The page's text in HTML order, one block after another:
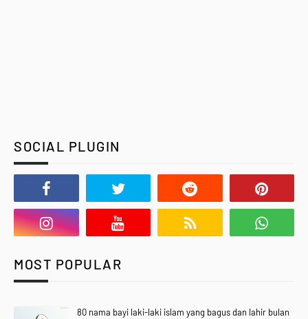
SOCIAL PLUGIN
MOST POPULAR
80 nama bayi laki-laki islam yang bagus dan lahir bulan